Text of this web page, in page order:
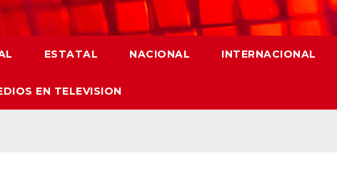
ESTATAL NACIONAL INTERNACIONAL
EN TELEVISION